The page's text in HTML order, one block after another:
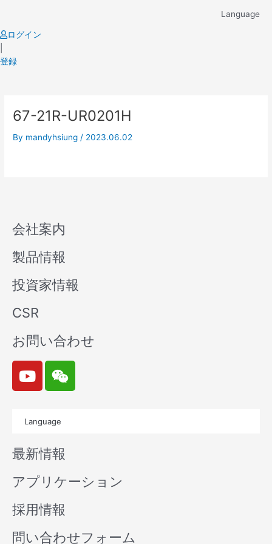
content
Language
ログイン
登録
67-21R-UR0201H
By mandyhsiung / 2023.06.02
会社案内
製品情報
投資家情報
CSR
お問い合わせ
Y
o
u
b
e
W
e
i
n
Language
最新情報
アプリケーション
採用情報
問い合わせフォーム